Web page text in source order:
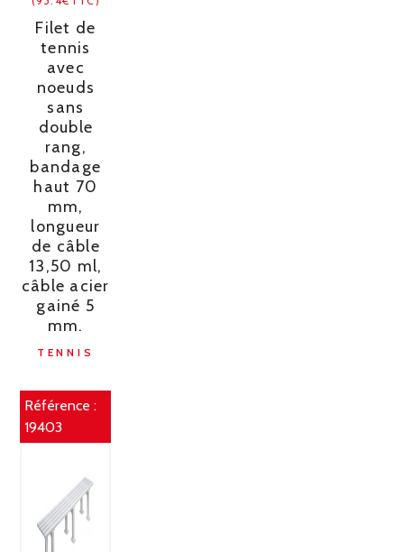
Filet de
tennis
avec
noeuds
sans
double
rang,
bandage
haut 70
mm,
longueur
de câble
13,50 ml,
câble acier
gainé 5
mm.
TENNIS
Référence :
19403